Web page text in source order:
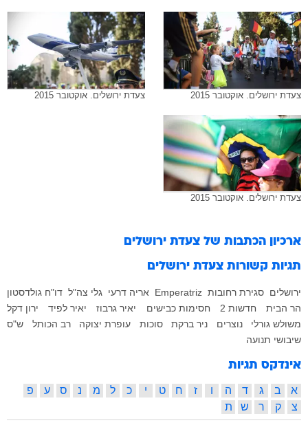
צעדת ירושלים. אוקטובר 2015 צעדת ירושלים. אוקטובר 2015
צעדת ירושלים. אוקטובר 2015
ארכיון הכתבות של צעדת ירושלים
תגיות קשורות צעדת ירושלים
ירושלים סגירת רחובות Emperatriz אריה דרעי גלי צה"ל דו"ח גולדסטון
הר הבית
חדשות 2 חסימות כבישים יאיר גרבוז יאיר לפיד
ירון דקל
משולש גורלי
נוצרים ניר ברקת סוכות עופרת יצוקה רב הכותל
ש"ס
שיבושי תנועה
אינדקס תגיות
א ב ג ד ה ו ז ח ט י כ ל מ נ ס ע
פ
צ
ק ר ש ת